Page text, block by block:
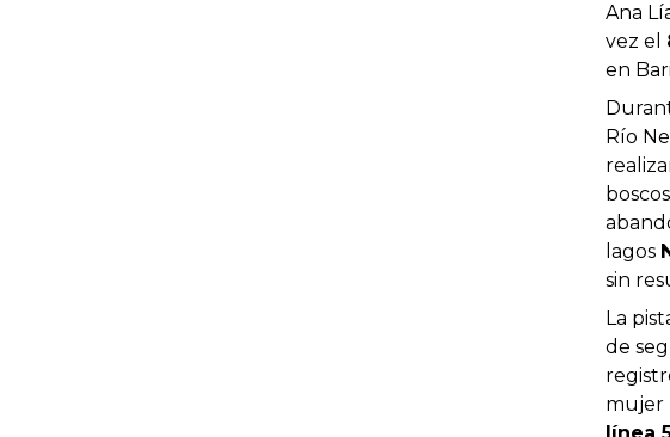
Ana
vez el
en
Río
lagos
sin
La
de
mujer